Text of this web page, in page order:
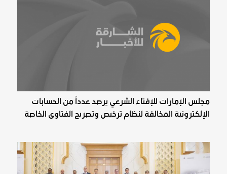
مجلس الإمارات للإفتاء الشرعي يرصد عدداً من الحسابات
الإلكترونية المخالفة لنظام ترخيص وتصريح الفتاوى الخاصة